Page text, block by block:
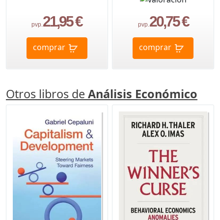
pvp. 21,95 €
comprar
pvp. 20,75 €
comprar
Otros libros de Análisis Económico